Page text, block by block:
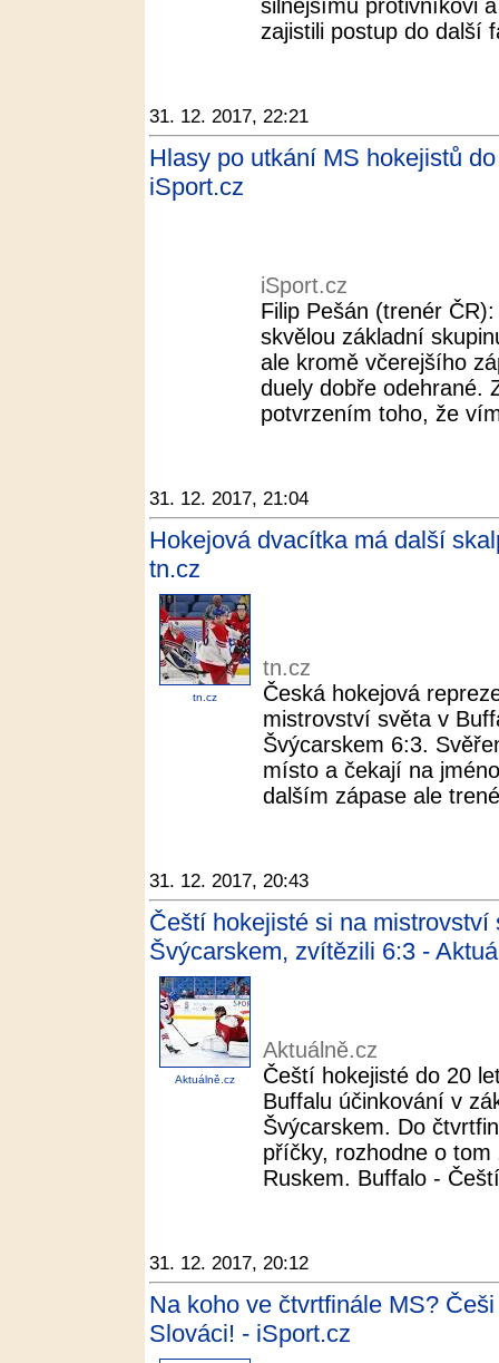
silnějšímu protivníkovi
zajistili postup do další
31. 12. 2017, 22:21
Hlasy po utkání MS hokejistů
iSport.cz
iSport.cz
Filip Pešán (trenér
skvělou základní
ale kromě včerejšího
duely dobře odehrané.
potvrzením toho, že
31. 12. 2017, 21:04
Hokejová dvacítka má další
tn.cz
tn.cz
tn.cz
Česká hokejová
mistrovství světa v
Švýcarskem 6:3.
místo a čekají na
dalším zápase ale
31. 12. 2017, 20:43
Čeští hokejisté si na
Švýcarskem, zvítězili 6:3 -
Aktuálně.cz
Aktuálně.cz
Čeští hokejisté do 20
Buffalu účinkování v
Švýcarskem. Do
příčky, rozhodne o
Ruskem. Buffalo -
31. 12. 2017, 20:12
Na koho ve čtvrtfinále MS?
Slováci! - iSport.cz